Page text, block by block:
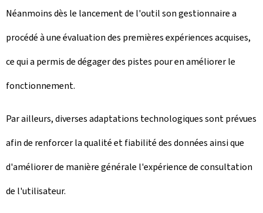
Néanmoins dès le lancement de l'outil son gestionnaire a
procédé à une évaluation des premières expériences acquises,
ce qui a permisde dégager des pistes pour en améliorer le
fonctionnement.
Par ailleurs, diverses adaptations technologiques sont prévues
afin de renforcer la qualité et fiabilité des données ainsi que
d'améliorer de manière générale l'expérience de consultation
de l'utilisateur.